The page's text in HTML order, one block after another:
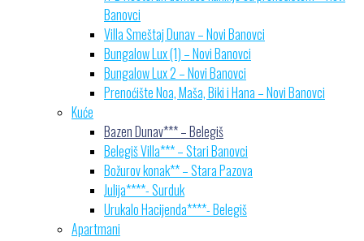
Banovci
Villa Smeštaj Dunav – Novi Banovci
Bungalow Lux (1) – Novi Banovci
Bungalow Lux 2 – Novi Banovci
Prenoćište Noa, Maša, Biki i Hana – Novi Banovci
Kuće
Bazen Dunav*** – Belegiš
Belegiš Villa*** – Stari Banovci
Božurov konak** – Stara Pazova
Julija****- Surduk
Urukalo Hacijenda****- Belegiš
Apartmani